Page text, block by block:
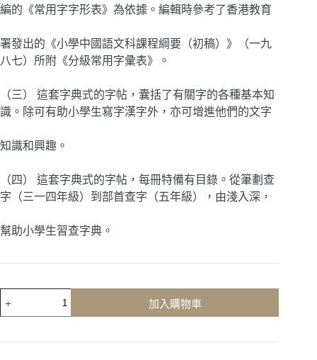
編的《常用字字形表》為依據。編輯時參考了香港教育
署發出的《小學中國語文科課程綱要（初稿）》（一九
八七）所附《分級常用字彙表》。
（三） 這套字典式的字帖，囊括了有關字的各種基本知
識。除可有助小學生寫字漢字外，亦可增進他們的文字
知識和興趣。
（四） 這套字典式的字帖，每冊特備有目錄。從筆劃查
字（三一四年級）到部首查字（五年級），由淺入深，
幫助小學生習查字典。
加入購物車